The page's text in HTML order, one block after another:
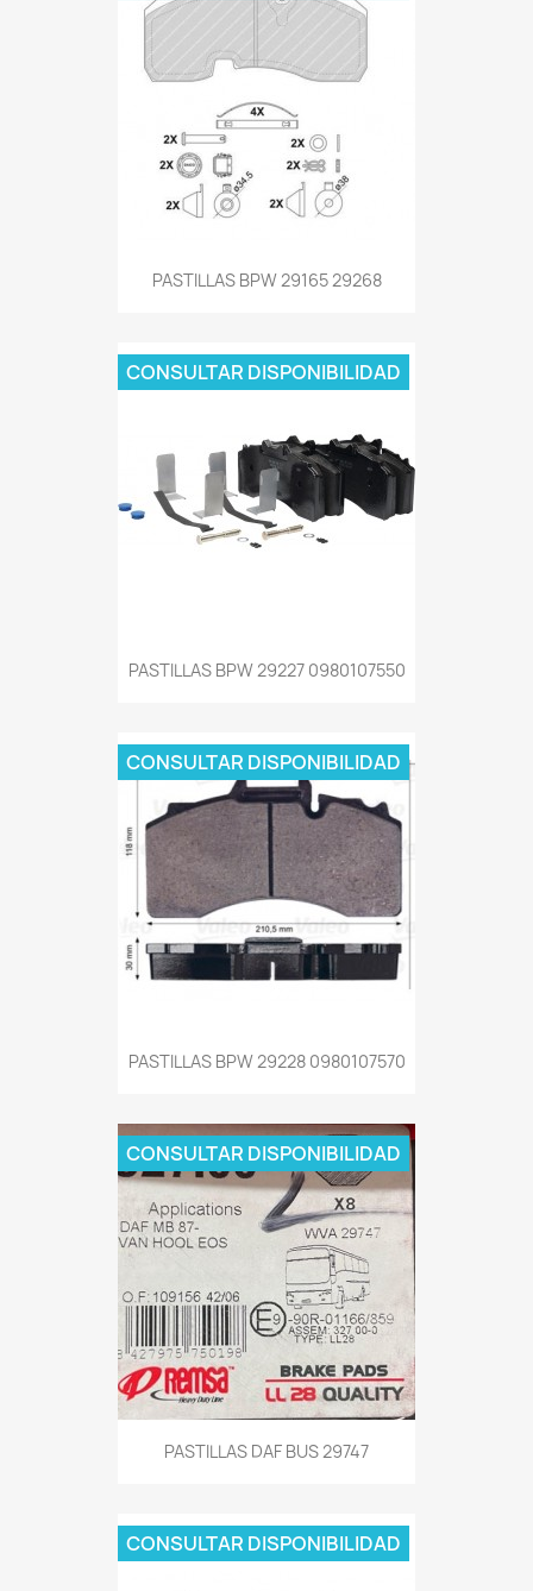
PASTILLAS BPW 29165 29268
PASTILLAS BPW 29227 0980107550
CONSULTAR DISPONIBILIDAD
PASTILLAS BPW 29228 0980107570
CONSULTAR DISPONIBILIDAD
PASTILLAS DAF BUS 29747
CONSULTAR DISPONIBILIDAD
CONSULTAR DISPONIBILIDAD